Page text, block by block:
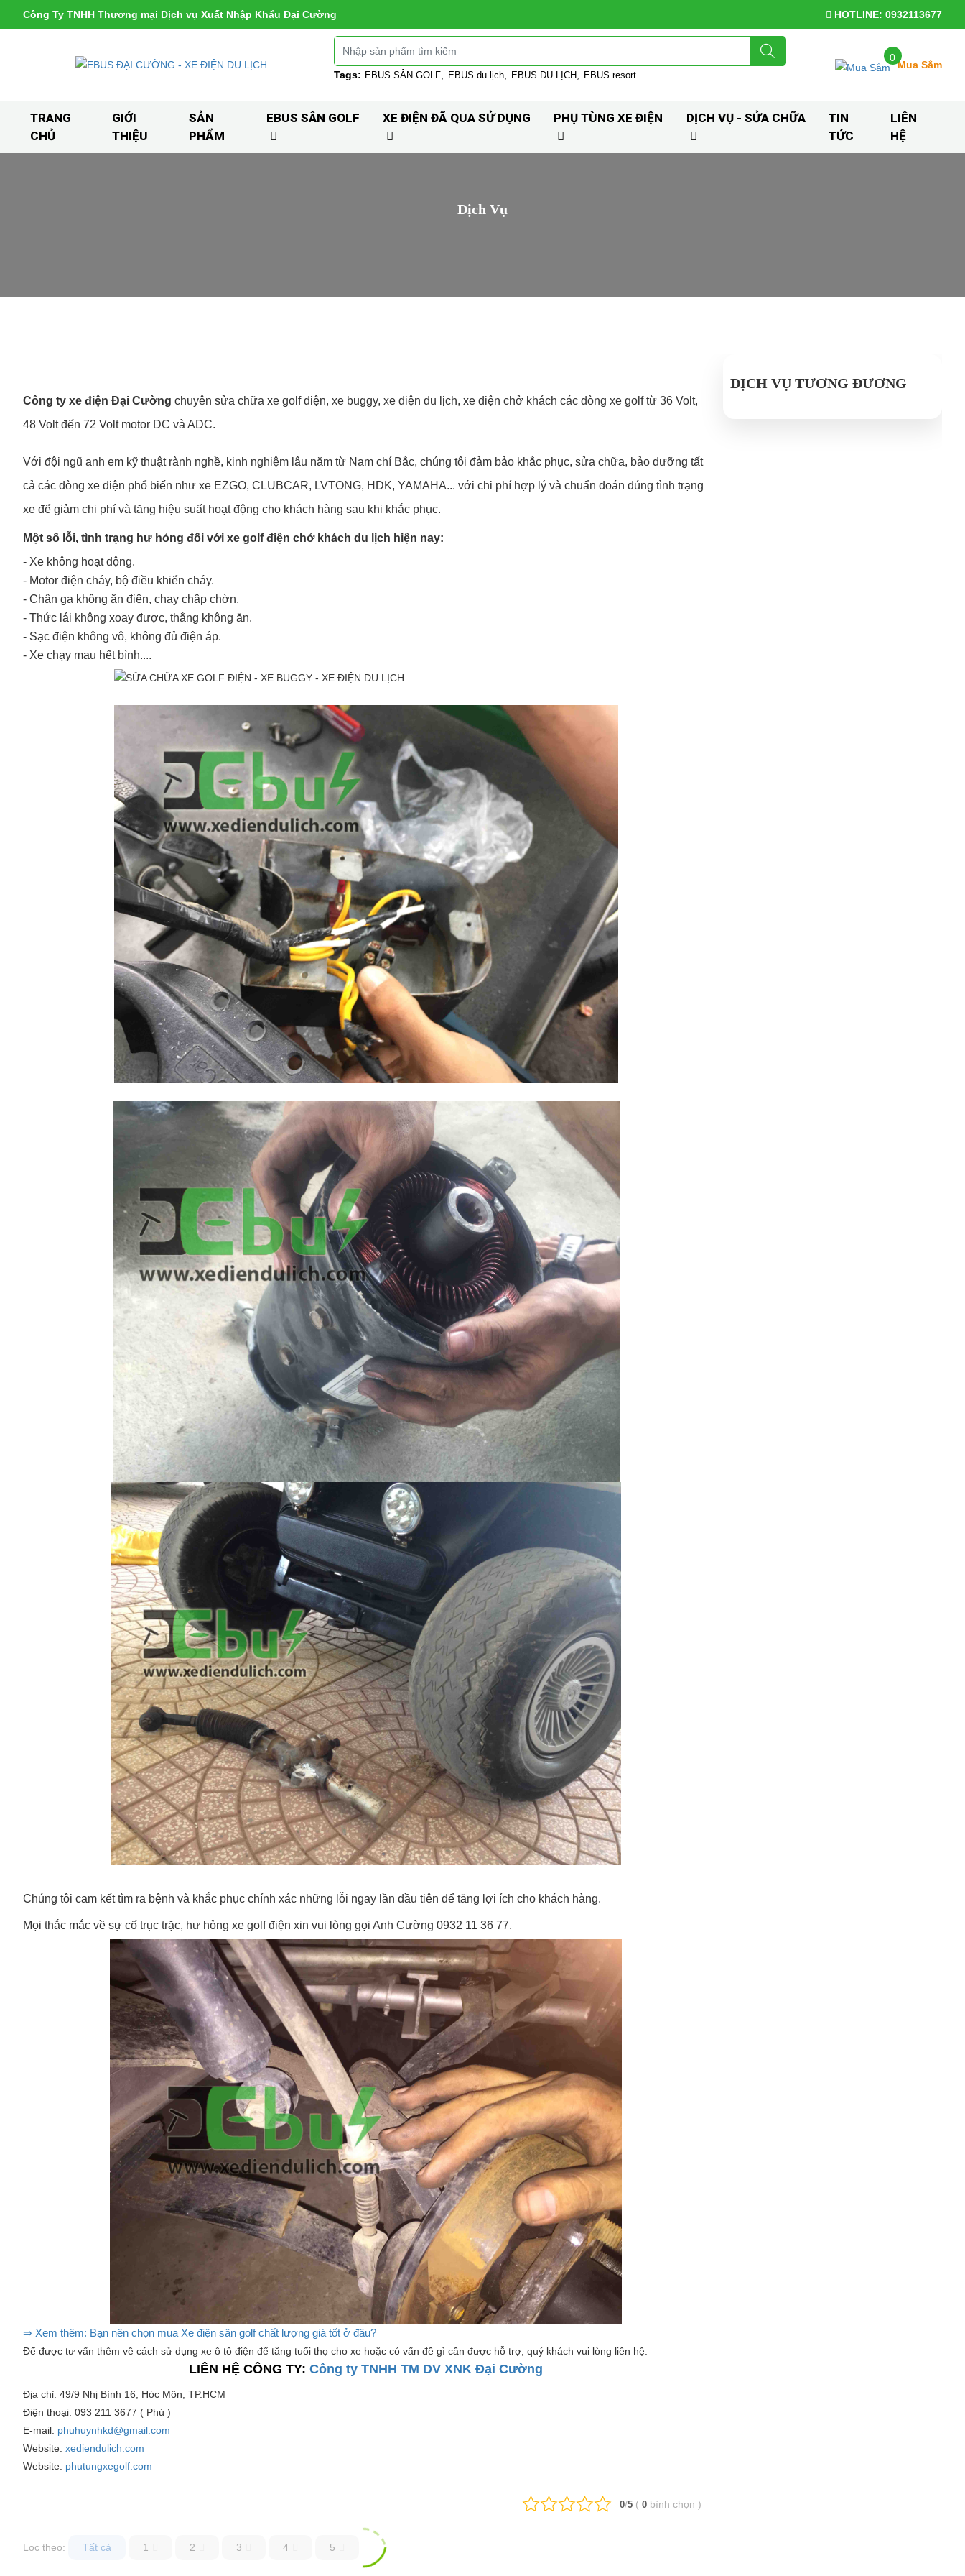
Công Ty TNHH Thương mại Dịch vụ Xuất Nhập Khẩu Đại Cường HOTLINE: 0932113677
Tags: EBUS SÂN GOLF EBUS du lịch EBUS DU LỊCH EBUS resort
0
Mua Sắm
TRANG
CHỦ
GIỚI
THIỆU
SẢN
PHẨM
EBUS SÂN GOLF XE ĐIỆN ĐÃ QUA SỬ DỤNG PHỤ TÙNG XE ĐIỆN DỊCH VỤ - SỬA CHỮA
TIN
TỨC
LIÊN
HỆ
Dịch Vụ
Công ty xe điện Đại Cường chuyên sửa chữa xe golf điện, xe buggy, xe điện du lịch, xe điện chở khách các dòng xe golf từ 36 Volt,
48 Volt đến 72 Volt motor DC và ADC.
Với đội ngũ anh em kỹ thuật rành nghề, kinh nghiệm lâu năm từ Nam chí Bắc, chúng tôi đảm bảo khắc phục, sửa chữa, bảo dưỡng tất
cả các dòng xe điện phổ biến như xe EZGO, CLUBCAR, LVTONG, HDK, YAMAHA... với chi phí hợp lý và chuẩn đoán đúng tình trạng
xe để giảm chi phí và tăng hiệu suất hoạt động cho khách hàng sau khi khắc phục.
Một số lỗi, tình trạng hư hỏng đối với xe golf điện chở khách du lịch hiện nay:
- Xe không hoạt động.
- Motor điện cháy, bộ điều khiển cháy.
- Chân ga không ăn điện, chạy chập chờn.
- Thức lái không xoay được, thắng không ăn.
- Sạc điện không vô, không đủ điện áp.
- Xe chạy mau hết bình....
Chúng tôi cam kết tìm ra bệnh và khắc phục chính xác những lỗi ngay lần đầu tiên để tăng lợi ích cho khách hàng.
Mọi thắc mắc về sự cố trục trặc, hư hỏng xe golf điện xin vui lòng gọi Anh Cường 0932 11 36 77.
⇒ Xem thêm: Bạn nên chọn mua Xe điện sân golf chất lượng giá tốt ở đâu?
Để được tư vấn thêm về cách sử dụng xe ô tô điện để tăng tuổi thọ cho xe hoặc có vấn đề gì cần được hỗ trợ, quý khách vui lòng liên hệ:
LIÊN HỆ CÔNG TY: Công ty TNHH TM DV XNK Đại Cường
Địa chỉ: 49/9 Nhị Bình 16, Hóc Môn, TP.HCM
Điện thoại: 093 211 3677 ( Phú )
E-mail: phuhuynhkd@gmail.com
Website: xediendulich.com
Website: phutungxegolf.com
0/5 ( 0 bình chọn )
Lọc theo: Tất cả 1 2 3 4 5
DỊCH VỤ TƯƠNG ĐƯƠNG